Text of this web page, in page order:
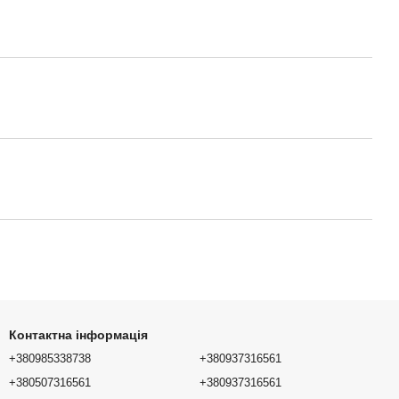
Контактна інформація
+380985338738
+380507316561
+380937316561
+380937316561